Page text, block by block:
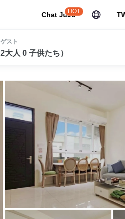
Chat JuJu
HOT
ゲスト
2大人 0 子供たち）